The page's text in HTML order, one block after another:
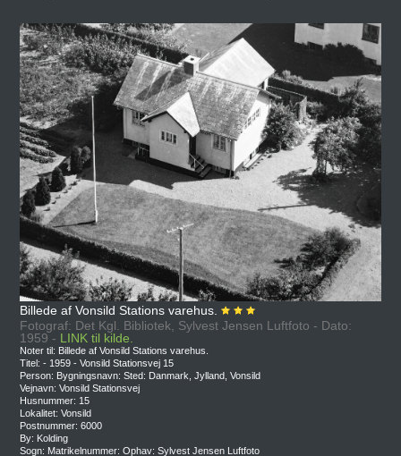
Billede af Vonsild Stations varehus.
Fotograf: Det Kgl. Bibliotek, Sylvest Jensen Luftfoto - Dato:
1959 - LINK til kilde.
Noter til: Billede af Vonsild Stations varehus.
Titel: - 1959 - Vonsild Stationsvej 15
Person: Bygningsnavn: Sted: Danmark, Jylland, Vonsild
Vejnavn: Vonsild Stationsvej
Husnummer: 15
Lokalitet: Vonsild
Postnummer: 6000
By: Kolding
Sogn: Matrikelnummer: Ophav: Sylvest Jensen Luftfoto